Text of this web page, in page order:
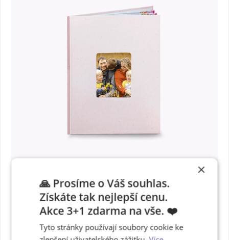
Fotokniha v
růžových deskách
×
🙏 Prosíme o Váš souhlas.
Získáte tak nejlepší cenu.
Akce 3+1 zdarma na vše. ❤️
Tyto stránky používají soubory cookie ke